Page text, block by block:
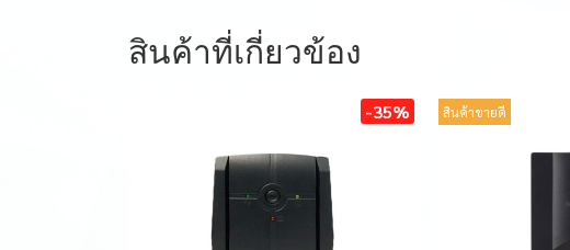
สินค้าที่เกี่ยวข้อง
-35% สินค้าขายดี